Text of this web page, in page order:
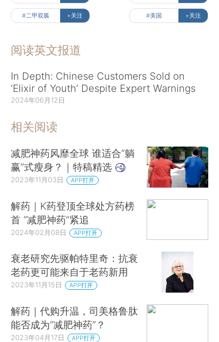
#二甲双胍 +关注 #美国 +关注
阅读英文报道
In Depth: Chinese Customers Sold on
‘Elixir of Youth’ Despite Expert Warnings
2024年06月12日
相关阅读
减肥神药风靡全球 谁适合“躺
赢”式瘦身？｜特稿精选
2023年11月03日 APP打开
解药｜K药登顶全球处方药榜
首 “减肥神药”紧追
2024年02月08日 APP打开
衰老研究先驱帕特里奇：抗衰
老药更可能来自于老药新用
2023年11月15日 APP打开
解药｜代购升温，司美格鲁肽
能否成为“减肥神药”？
2023年04月17日 APP打开